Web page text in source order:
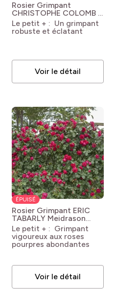
Rosier Grimpant
CHRISTOPHE COLOMB ®
Meironssesar Rosa
'Meironssesar' GPT
CHRISTOPHE COLOMB®
Le petit + : Un grimpant
robuste et éclatant
Voir le détail
ÉPUISÉ
Rosier Grimpant ERIC
TABARLY Meidrason
Rosa Red Eden Rose®
'Meidrason'
Le petit + : Grimpant
vigoureux aux roses
pourpres abondantes
Voir le détail